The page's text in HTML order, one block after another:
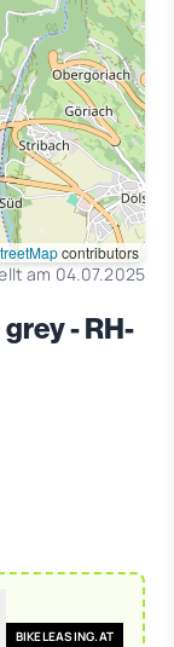
contributors
am 04.07.2025
- RH-
BIKELEASING.AT